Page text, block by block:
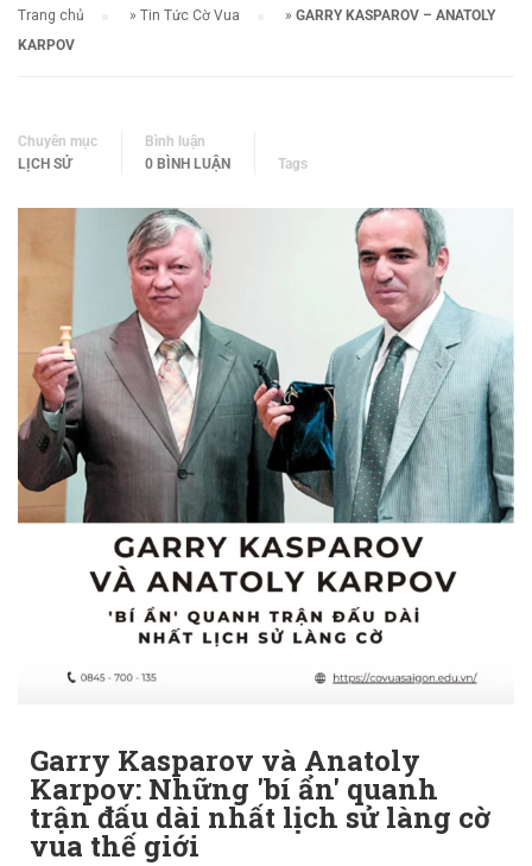
Trang chủ » Tin Tức Cờ Vua » GARRY KASPAROV – ANATOLY
KARPOV
Chuyên mục
LỊCH SỬ
Bình luận
0 BÌNH LUẬN
Tags
Garry Kasparov và Anatoly
Karpov: Những 'bí ẩn' quanh
trận đấu dài nhất lịch sử làng cờ
vua thế giới